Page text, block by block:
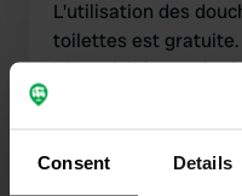
Consent Details
L'utilisation des
toilettes est gratuite.
l'électricité sont
Hormis la